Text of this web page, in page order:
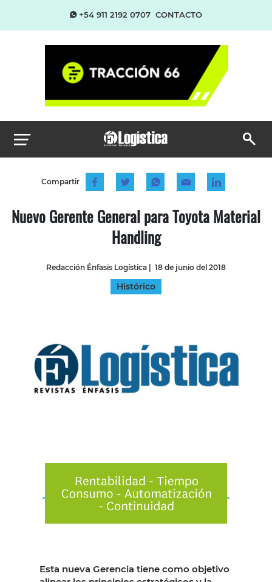
+54 911 2192 0707 CONTACTO
Compartir
Nuevo Gerente General para Toyota Material
Handling
Redacción Énfasis Logística | 18 de junio del 2018
Histórico
Esta nueva Gerencia tiene como objetivo